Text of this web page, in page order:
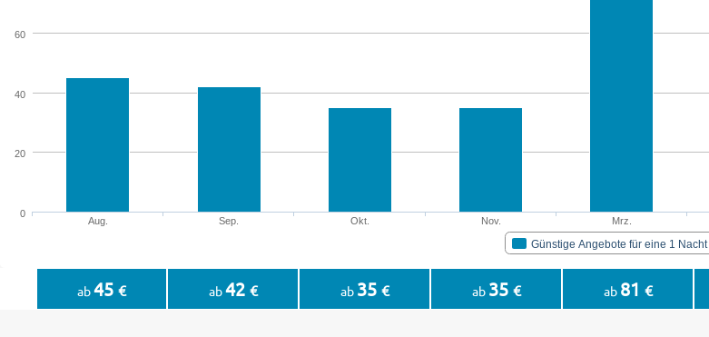
Günstige Angebote für eine 1 Nacht
Aug. Sep. Okt. Nov. Mrz.
0
20
40
60
ab45 € ab42 € ab 35 € ab 35 € ab 81 €